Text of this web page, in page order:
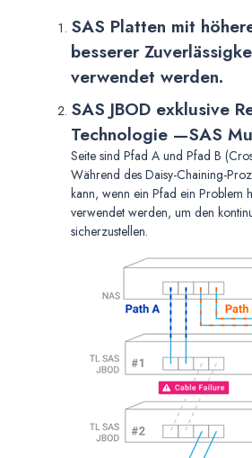
SAS Platten mit
besserer
verwendet werden.
SAS JBOD exklusive
Technologie —SAS
Seite sind Pfad A und Pfad B
Während des Daisy-Chaining-
kann, wenn ein Pfad ein Problem
verwendet werden, um den
sicherzustellen.